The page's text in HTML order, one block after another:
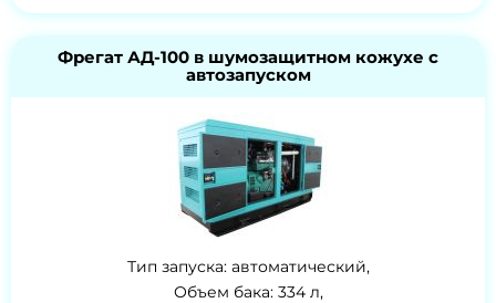
Фрегат АД-100 в шумозащитном кожухе с
автозапуском
Тип запуска: автоматический,
Объем бака: 334 л,